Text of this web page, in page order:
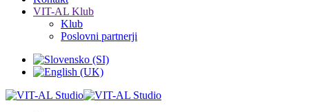
VIT-AL Klub
Klub
Poslovni partnerji